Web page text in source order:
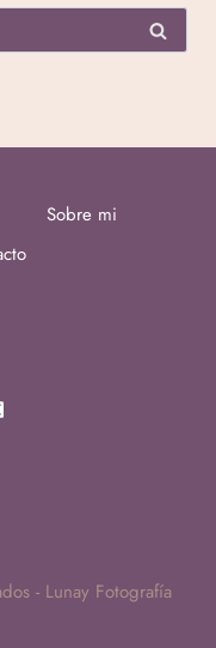
Sobre mi
- Lunay Fotografía